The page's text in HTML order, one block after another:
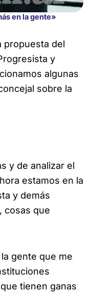
en la gente»
propuesta del
y
algunas
sobre la
y de analizar el
estamos en la
y demás
cosas que
gente que me
tienen ganas